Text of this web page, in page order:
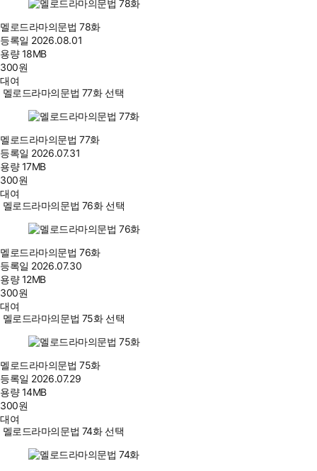
멜로드라마의문법 78화
등록일 2026.08.01
용량18MB
300원
대여
멜로드라마의문법 77화 선택
멜로드라마의문법 77화
등록일 2026.07.31
용량17MB
300원
대여
멜로드라마의문법 76화 선택
멜로드라마의문법 76화
등록일 2026.07.30
용량12MB
300원
대여
멜로드라마의문법 75화 선택
멜로드라마의문법 75화
등록일 2026.07.29
용량14MB
300원
대여
멜로드라마의문법 74화 선택